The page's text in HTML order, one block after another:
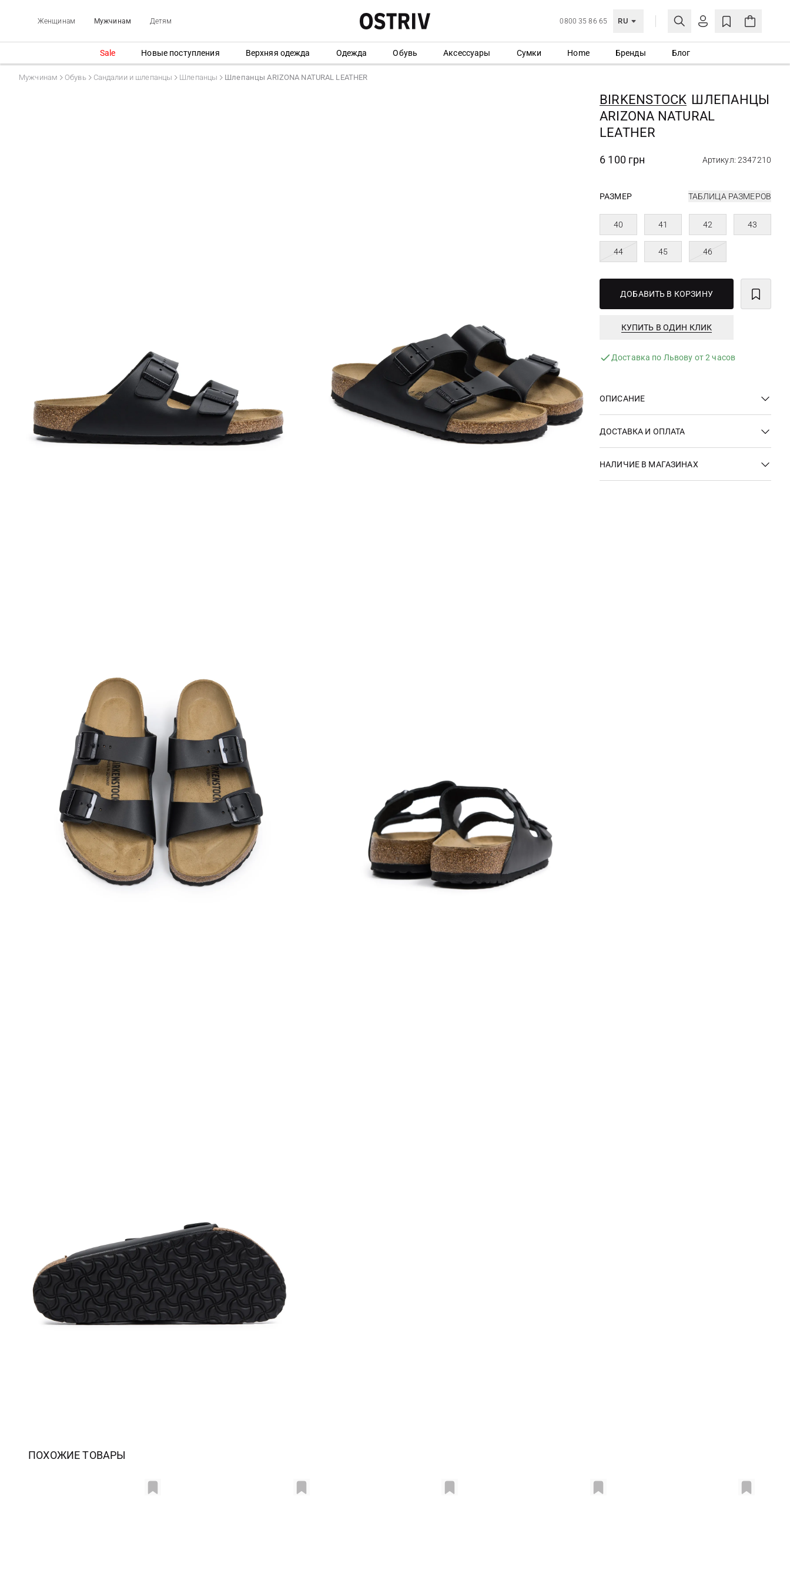
Женщинам Мужчинам Детям 0800 35 86 65 RU
ЛИЧНЫЙ КАБИНЕТ
Еще не зарегистрированы?
СОЗДАТЬ УЧЕТНУЮ ЗАПИСЬ
Sale Новые поступления Верхняя одежда Одежда Обувь Аксессуары Сумки Home Бренды Блог
Мужчинам Обувь Сандалии и шлепанцы Шлепанцы Шлепанцы ARIZONA NATURAL LEATHER
BIRKENSTOCK ШЛЕПАНЦЫ
ARIZONA NATURAL
LEATHER
6 100 грн Артикул: 2347210
РАЗМЕР ТАБЛИЦА РАЗМЕРОВ
40 41 42 43
44 45 46
ДОБАВИТЬ В КОРЗИНУ
КУПИТЬ В ОДИН КЛИК
Доставка по Львову от 2 часов
ОПИСАНИЕ
ДОСТАВКА И ОПЛАТА
НАЛИЧИЕ В МАГАЗИНАХ
ПОХОЖИЕ ТОВАРЫ